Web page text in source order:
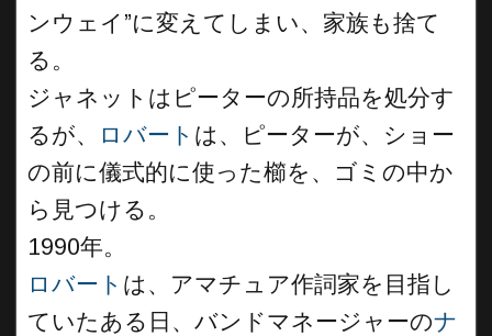
ンウェイ”に変えてしまい、家族も捨て
る。
ジャネットはピーターの所持品を処分す
るが、
ロバート は、ピーターが、ショー
の前に儀式的に使った櫛を、ゴミの中か
ら見つける。
1990年。
ロバート は、アマチュア作詞家を目指し
ていたある日、バンドマネージャーのナ